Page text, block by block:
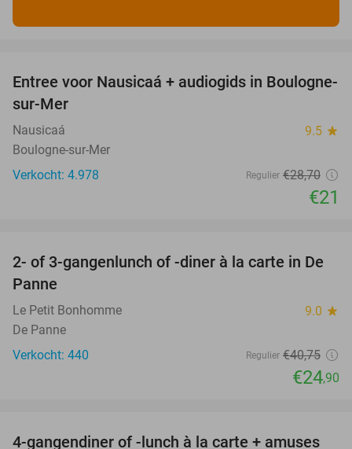
27%
Entree voor Nausicaá + audiogids in Boulogne-
sur-Mer
Nausicaá 9.5 star
Boulogne-sur-Mer
Verkocht: 4.978
Regulier €28,70
€21
39%
2- of 3-gangenlunch of -diner à la carte in De
Panne
Le Petit Bonhomme 9.0 star
De Panne
Verkocht: 440
Regulier €40,75
€24,90
4-gangendiner of -lunch à la carte + amuses